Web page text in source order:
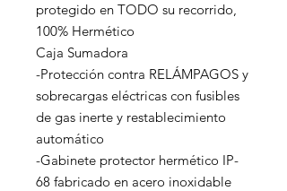
protegido en TODO su recorrido,
100% Hermético
Caja Sumadora
-Protección contra RELÁMPAGOS y
sobrecargas eléctricas con fusibles
de gas inerte y restablecimiento
automático
-Gabinete protector hermético IP-
68 fabricado en acero inoxidable